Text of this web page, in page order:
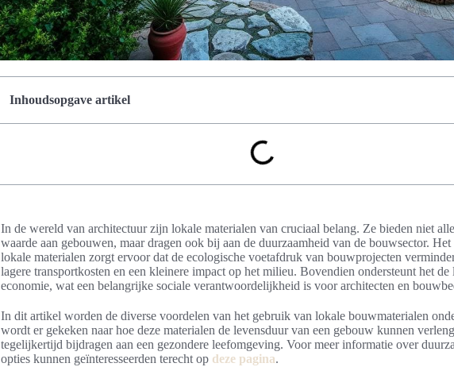
Inhoudsopgave artikel
In de wereld van architectuur zijn lokale materialen van cruciaal belang. Ze bieden niet
waarde aan gebouwen, maar dragen ook bij aan de duurzaamheid van de bouwsector.
lokale materialen zorgt ervoor dat de ecologische voetafdruk van bouwprojecten
lagere transportkosten en een kleinere impact op het milieu. Bovendien ondersteunt het de
economie, wat een belangrijke sociale verantwoordelijkheid is voor architecten en
In dit artikel worden de diverse voordelen van het gebruik van lokale bouwmaterialen
wordt er gekeken naar hoe deze materialen de levensduur van een gebouw kunnen
tegelijkertijd bijdragen aan een gezondere leefomgeving. Voor meer informatie over
opties kunnen geïnteresseerden terecht op deze pagina.